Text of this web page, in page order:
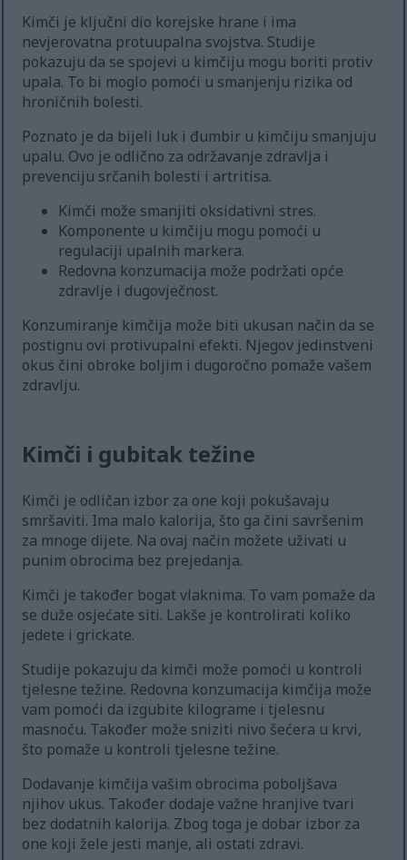
Kimči je ključni dio korejske hrane i ima
nevjerovatna protuupalna svojstva. Studije
pokazuju da se spojevi u kimčiju mogu boriti protiv
upala. To bi moglo pomoći u smanjenju rizika od
hroničnih bolesti.
Poznato je da bijeli luk i đumbir u kimčiju smanjuju
upalu. Ovo je odlično za održavanje zdravlja i
prevenciju srčanih bolesti i artritisa.
Kimči može smanjiti oksidativni stres.
Komponente u kimčiju mogu pomoći u
regulaciji upalnih markera.
Redovna konzumacija može podržati opće
zdravlje i dugovječnost.
Konzumiranje kimčija može biti ukusan način da se
postignu ovi protivupalni efekti. Njegov jedinstveni
okus čini obroke boljim i dugoročno pomaže vašem
zdravlju.
Kimči i gubitak težine
Kimči je odličan izbor za one koji pokušavaju
smršaviti. Ima malo kalorija, što ga čini savršenim
za mnoge dijete. Na ovaj način možete uživati u
punim obrocima bez prejedanja.
Kimči je također bogat vlaknima. To vam pomaže da
se duže osjećate siti. Lakše je kontrolirati koliko
jedete i grickate.
Studije pokazuju da kimči može pomoći u kontroli
tjelesne težine. Redovna konzumacija kimčija može
vam pomoći da izgubite kilograme i tjelesnu
masnoću. Također može sniziti nivo šećera u krvi,
što pomaže u kontroli tjelesne težine.
Dodavanje kimčija vašim obrocima poboljšava
njihov ukus. Također dodaje važne hranjive tvari
bez dodatnih kalorija. Zbog toga je dobar izbor za
one koji žele jesti manje, ali ostati zdravi.